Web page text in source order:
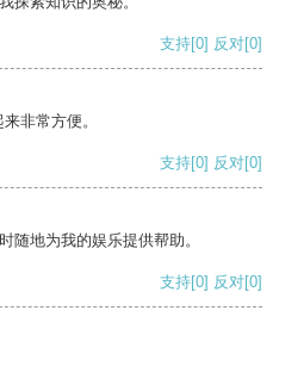
支持[0] 反对[0]
非常方便。
支持[0] 反对[0]
随地为我的娱乐提供帮助。
支持[0] 反对[0]